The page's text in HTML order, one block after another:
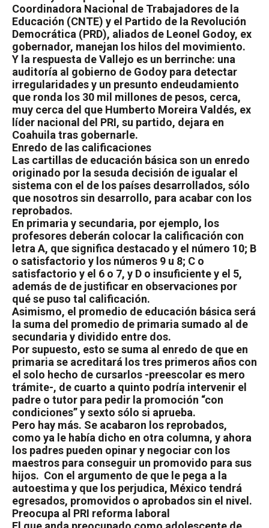
Coordinadora Nacional de Trabajadores de la
Educación (CNTE) y el Partido de la Revolución
Democrática (PRD), aliados de Leonel Godoy, ex
gobernador, manejan los hilos del movimiento.
Y la respuesta de Vallejo es un berrinche: una
auditoría al gobierno de Godoy para detectar
irregularidades y un presunto endeudamiento
que ronda los 30 mil millones de pesos, cerca,
muy cerca del que Humberto Moreira Valdés, ex
líder nacional del PRI, su partido, dejara en
Coahuila tras gobernarle.
Enredo de las calificaciones
Las cartillas de educación básica son un enredo
originado por la sesuda decisión de igualar el
sistema con el de los países desarrollados, sólo
que nosotros sin desarrollo, para acabar con los
reprobados.
En primaria y secundaria, por ejemplo, los
profesores deberán colocar la calificación con
letra A, que significa destacado y el número 10; B
o satisfactorio y los números 9 u 8; C o
satisfactorio y el 6 o 7, y D o insuficiente y el 5,
además de de justificar en observaciones por
qué se puso tal calificación.
Asimismo, el promedio de educación básica será
la suma del promedio de primaria sumado al de
secundaria y dividido entre dos.
Por supuesto, esto se suma al enredo de que en
primaria se acreditará los tres primeros años con
el solo hecho de cursarlos -preescolar es mero
trámite-, de cuarto a quinto podría intervenir el
padre o tutor para pedir la promoción “con
condiciones” y sexto sólo si aprueba.
Pero hay más. Se acabaron los reprobados,
como ya le había dicho en otra columna, y ahora
los padres pueden opinar y negociar con los
maestros para conseguir un promovido para sus
hijos. Con el argumento de que le pega a la
autoestima y que los perjudica, México tendrá
egresados, promovidos o aprobados sin el nivel.
Preocupa al PRI reforma laboral